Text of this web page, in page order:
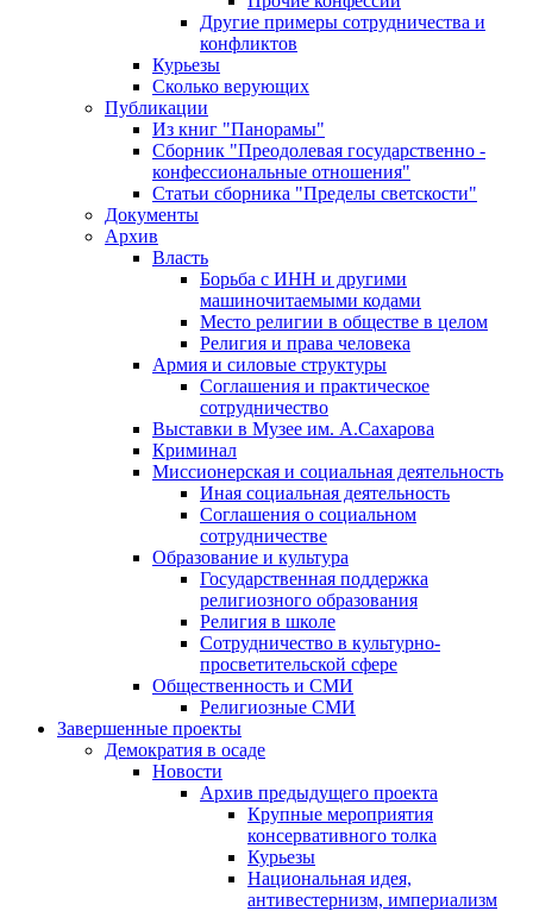
Другие примеры сотрудничества и
конфликтов
Курьезы
Сколько верующих
Публикации
Из книг "Панорамы"
Сборник "Преодолевая государственно -
конфессиональные отношения"
Статьи сборника "Пределы светскости"
Документы
Архив
Власть
Борьба с ИНН и другими
машиночитаемыми кодами
Место религии в обществе в целом
Религия и права человека
Армия и силовые структуры
Соглашения и практическое
сотрудничество
Выставки в Музее им. А.Сахарова
Криминал
Миссионерская и социальная деятельность
Иная социальная деятельность
Соглашения о социальном
сотрудничестве
Образование и культура
Государственная поддержка
религиозного образования
Религия в школе
Сотрудничество в культурно-
просветительской сфере
Общественность и СМИ
Религиозные СМИ
Завершенные проекты
Демократия в осаде
Новости
Архив предыдущего проекта
Крупные мероприятия
консервативного толка
Курьезы
Национальная идея,
антивестернизм, империализм